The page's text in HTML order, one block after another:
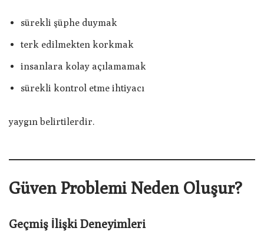
sürekli şüphe duymak
terk edilmekten korkmak
insanlara kolay açılamamak
sürekli kontrol etme ihtiyacı
yaygın belirtilerdir.
Güven Problemi Neden Oluşur?
Geçmiş İlişki Deneyimleri